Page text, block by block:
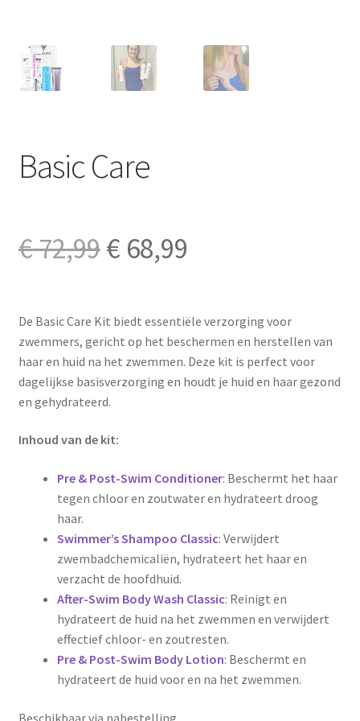
Basic Care
€72,99Oorspronkelijke
was:
€ 72,99.
€ 68,99
is:
€ 68,99.
De Basic Care Kit biedt essentiële verzorging voor
zwemmers, gericht op het beschermen en herstellen van
haar en huid na het zwemmen. Deze kit is perfect voor
dagelijkse basisverzorging en houdt je huid en haar gezond
en gehydrateerd.
Inhoud van de kit:
Pre & Post-Swim Conditioner: Beschermt het haar
tegen chloor en zoutwater en hydrateert droog
haar.
Swimmer’s Shampoo Classic: Verwijdert
zwembadchemicaliën, hydrateert het haar en
verzacht de hoofdhuid.
After-Swim Body Wash Classic: Reinigt en
hydrateert de huid na het zwemmen en verwijdert
effectief chloor- en zoutresten.
Pre & Post-Swim Body Lotion: Beschermt en
hydrateert de huid voor en na het zwemmen.
Beschikbaar via nabestelling